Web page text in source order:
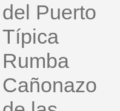
del Puerto
Típica
Rumba
Cañonazo